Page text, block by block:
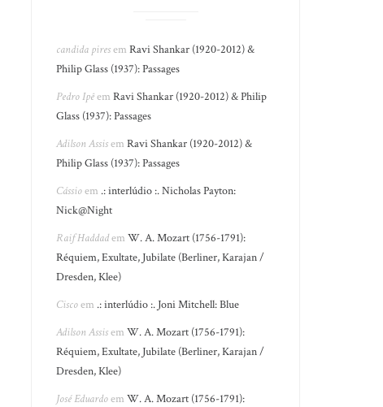
candida piresemRavi Shankar (1920-2012) &
Philip Glass (1937): Passages
Pedro IpêemRavi Shankar (1920-2012) & Philip
Glass (1937): Passages
Adilson AssisemRavi Shankar (1920-2012) &
Philip Glass (1937): Passages
Cássioem .: interlúdio :. Nicholas Payton:
Nick@Night
Raif HaddademW. A. Mozart (1756-1791):
Réquiem, Exultate, Jubilate (Berliner, Karajan /
Dresden, Klee)
Ciscoem .: interlúdio :. Joni Mitchell: Blue
Adilson AssisemW. A. Mozart (1756-1791):
Réquiem, Exultate, Jubilate (Berliner, Karajan /
Dresden, Klee)
José EduardoemW. A. Mozart (1756-1791):